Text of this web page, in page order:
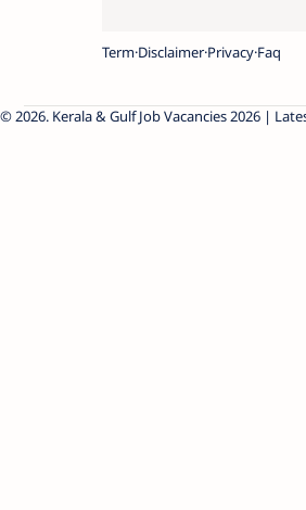
Term Disclaimer Privacy Faq
2026. Kerala & Gulf Job Vacancies 2026 |